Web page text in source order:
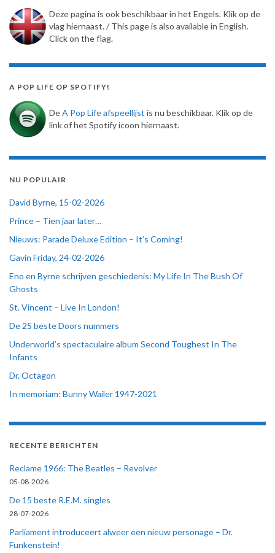
Deze pagina is ook beschikbaar in het Engels. Klik op de
vlag hiernaast. / This page is also available in English.
Click on the flag.
A POP LIFE OP SPOTIFY!
DeA Pop Life afspeellijst is nu beschikbaar. Klik op de
link of het Spotify icoon hiernaast.
NU POPULAIR
David Byrne, 15-02-2026
Prince – Tien jaar later…
Nieuws: Parade Deluxe Edition – It’s Coming!
Gavin Friday, 24-02-2026
Eno en Byrne schrijven geschiedenis: My Life In The Bush Of
Ghosts
St. Vincent – Live In London!
De 25 beste Doors nummers
Underworld’s spectaculaire album Second Toughest In The
Infants
Dr. Octagon
In memoriam: Bunny Wailer 1947-2021
RECENTE BERICHTEN
Reclame 1966: The Beatles – Revolver
05-08-2026
De 15 beste R.E.M. singles
28-07-2026
Parliament introduceert alweer een nieuw personage – Dr.
Funkenstein!